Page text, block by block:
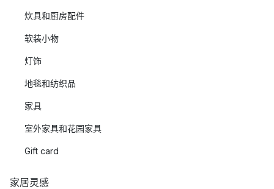
炊具和厨房配件
软装小物
灯饰
地毯和纺织品
家具
室外家具和花园家具
Gift card
家居灵感